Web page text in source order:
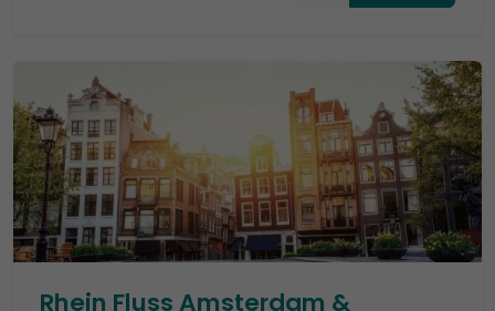
Rhein Fluss Amsterdam &